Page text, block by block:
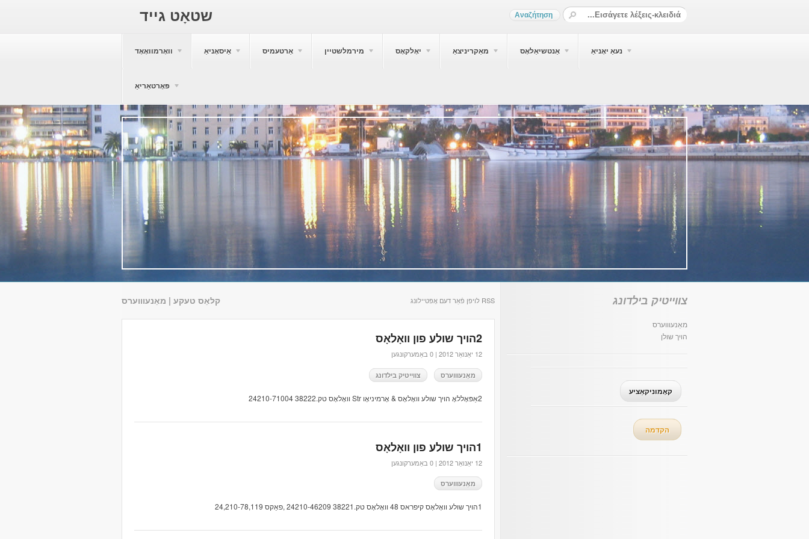
שטאָט גייד
וואָרמוואָאָד אַיסאָניאַ אַרטעמיס מירמלשטיין יאָלקאָס מאַקריניצאַ אַנטשיאַלאָס נעאַ יאָניאַ
פּאָרטאַריאַ
קלאַס טעקע | מאַנעוווערס RSS לויפן פֿאַר דעם אָפּטיילונג
2הויך שולע פון ​​וואָלאָס
12 יאַנואַר 2012 | 0 באַמערקונגען
מאַנעוווערס צווייטיק בילדונג
2אַפּאָללאָ הויך שולע וואָלאָס & אָרמיניאָו Str וואָלאָס טק.38222 24210-71004
1הויך שולע פון ​​וואָלאָס
12 יאַנואַר 2012 | 0 באַמערקונגען
מאַנעוווערס
1הויך שולע וואָלאָס קיפראס 48 וואָלאָס טק.38221 24210-46209 ,פאַקס 24,210-78,119
צווייטיק בילדונג
מאַנעוווערס
הויך שולן
קאָמוניקאַציע
הקדמה